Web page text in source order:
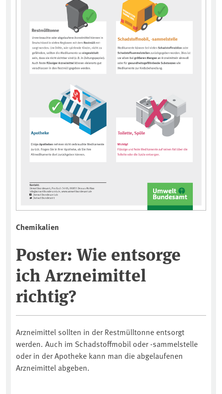
Chemikalien
Poster: Wie entsorge
ich Arzneimittel
richtig?
Arzneimittel sollten in der Restmülltonne entsorgt
werden. Auch im Schadstoffmobil oder -sammelstelle
oder in der Apotheke kann man die abgelaufenen
Arzneimittel abgeben.